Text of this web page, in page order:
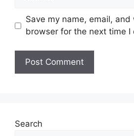
Save my name, email,
browser for the next time I
Search